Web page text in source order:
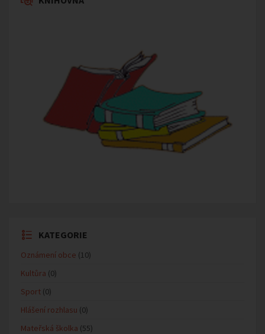
KATEGORIE
Oznámení obce (10)
Kultůra (0)
Sport (0)
Hlášení rozhlasu (0)
Mateřská školka (55)